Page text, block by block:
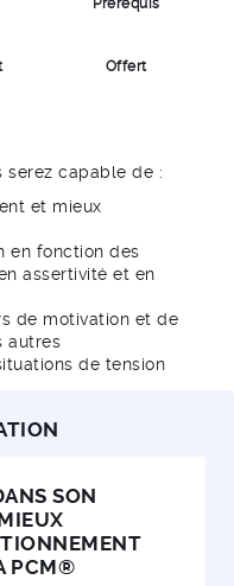
Prérequis
Offert
serez capable de :
et mieux
en fonction des
assertivité et en
de motivation et de
autres
de tension
SON
PCM®